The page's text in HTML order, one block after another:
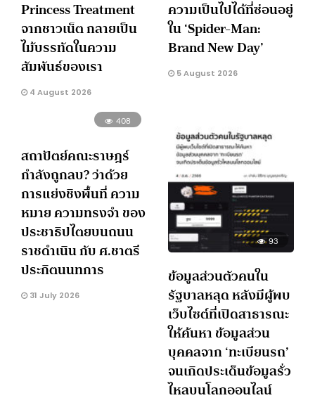
Princess Treatment
จากชาวเน็ต กลายเป็น
ไม้บรรทัดในความ
สัมพันธ์ของเรา
4 August 2026
ความเป็นไปได้ที่ซ่อนอยู่
ใน ‘Spider-Man:
Brand New Day’
5 August 2026
408
สถาปัตย์คณะราษฎร์
กำลังถูกลบ? ว่าด้วย
การแย่งชิงพื้นที่ ความ
หมาย ความทรงจำ ของ
ประชาธิปไตยบนถนน
ราชดำเนิน กับ ศ.ชาตรี
ประกิตนนทการ
31 July 2026
93
ข้อมูลส่วนตัวคนใน
รัฐบาลหลุด หลังมีผู้พบ
เว็บไซต์ที่เปิดสาธารณะ
ให้ค้นหา ข้อมูลส่วน
บุคคลจาก ‘ทะเบียนรถ’
จนเกิดประเด็นข้อมูลรั่ว
ไหลบนโลกออนไลน์